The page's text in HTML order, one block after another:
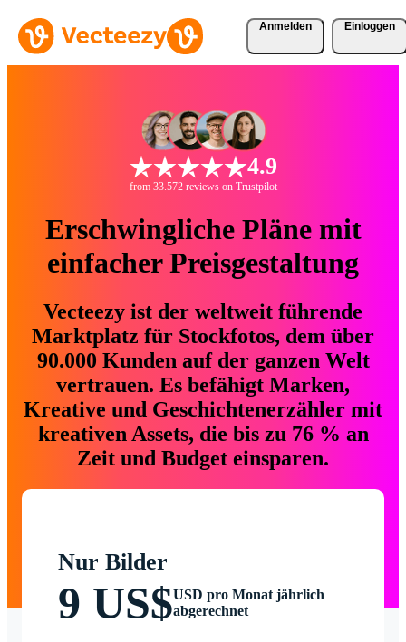
Anmelden Einloggen
4.9
from 33.572 reviews on Trustpilot
Erschwingliche Pläne mit
einfacher Preisgestaltung
Vecteezy ist der weltweit führende
Marktplatz für Stockfotos, dem über
90.000 Kunden auf der ganzen Welt
vertrauen. Es befähigt Marken,
Kreative und Geschichtenerzähler mit
kreativen Assets, die bis zu 76 % an
Zeit und Budget einsparen.
Nur Bilder
9 US$USD pro Monat jährlich
abgerechnet